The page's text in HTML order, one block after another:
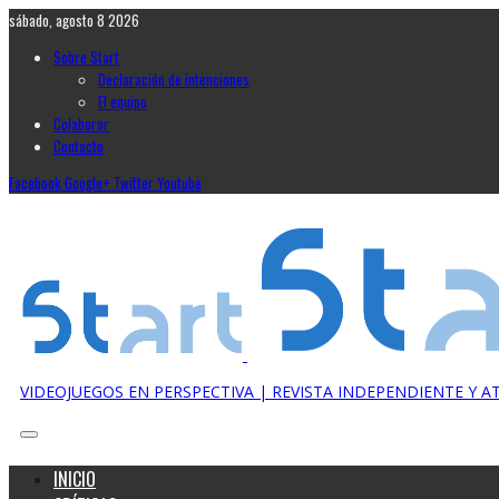
sábado, agosto 8 2026
Sobre Start
Declaración de intenciones
El equipo
Colaborar
Contacto
FacebookGoogle+ TwitterYoutube
VIDEOJUEGOS EN PERSPECTIVA | REVISTA INDEPENDIENTE Y
INICIO